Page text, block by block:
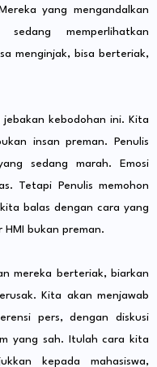
yang mengandalkan
memperlihatkan
menginjak, bisa berteriak,
kebodohan ini. Kita
insan preman. Penulis
sedang marah. Emosi
Tetapi Penulis memohon
balas dengan cara yang
bukan preman.
mereka berteriak, biarkan
Kita akan menjawab
pers, dengan diskusi
yang sah. Itulah cara kita
kepada mahasiswa,